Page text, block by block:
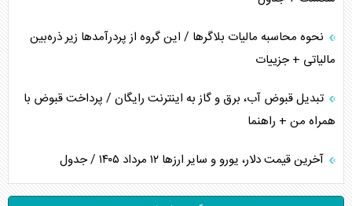
نحوه محاسبه مالیات بلاگر‌ها / این گروه از پردرآمد‌ها زیر ذره‌بین
مالیاتی + جزییات
تبدیل قبوض آب، برق و گاز به اینترنت رایگان / پرداخت قبوض با
همراه من + راهنما
آخرین قیمت دلار، یورو و سایر ارز‌ها ۱۲ مرداد ۱۴۰۵ / جدول